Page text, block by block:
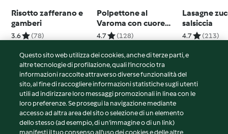
Risotto zafferano e
gamberi
3.6 (78)
Polpettone al
Varoma con cuore
filante e contorno di
verdure
4.7 (128)
Lasagne
salsiccia
4.7 (213)
© Copyright 2026
Termini del servizio
Informativa sulla privacy
Avvertenze generali
Questo sito web utilizza dei cookies, anche di terze parti, e
altre tecnologie di profilazione, quali l’incrocio tra
informazioni raccolte attraverso diverse funzionalità del
sito, al fine di raccogliere informazioni statistiche sugli utenti
utili ad indirizzare loro messaggi promozionali in linea con le
loro preferenze. Se prosegui la navigazione mediante
accesso ad altra area del sito o selezione di un elemento
dello stesso (ad esempio, di un'immagine o di un link)
manifesti il tuo consenso all'uso dei cookies e delle altre